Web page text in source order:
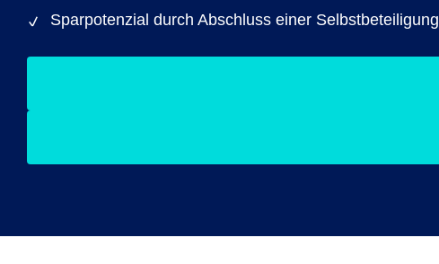
Sparpotenzial durch Abschluss einer Selbstbeteiligung